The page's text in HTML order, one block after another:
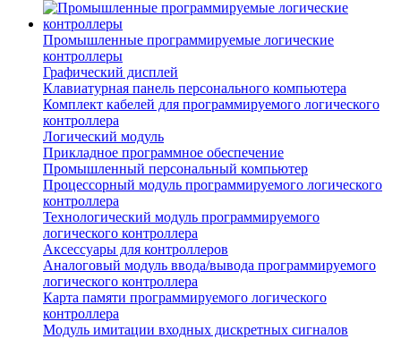
Промышленные программируемые логические
контроллеры
Графический дисплей
Клавиатурная панель персонального компьютера
Комплект кабелей для программируемого логического
контроллера
Логический модуль
Прикладное программное обеспечение
Промышленный персональный компьютер
Процессорный модуль программируемого логического
контроллера
Технологический модуль программируемого
логического контроллера
Аксессуары для контроллеров
Аналоговый модуль ввода/вывода программируемого
логического контроллера
Карта памяти программируемого логического
контроллера
Модуль имитации входных дискретных сигналов